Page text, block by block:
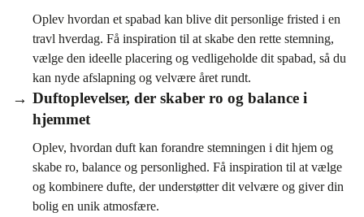
Oplev hvordan et spabad kan blive dit personlige fristed i en
travl hverdag. Få inspiration til at skabe den rette stemning,
vælge den ideelle placering og vedligeholde dit spabad, så du
kan nyde afslapning og velvære året rundt.
Duftoplevelser, der skaber ro og balance i
hjemmet
Oplev, hvordan duft kan forandre stemningen i dit hjem og
skabe ro, balance og personlighed. Få inspiration til at vælge
og kombinere dufte, der understøtter dit velvære og giver din
bolig en unik atmosfære.